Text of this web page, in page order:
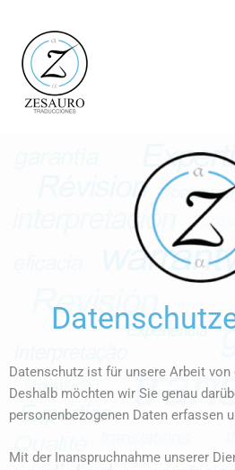
springen
Datenschutz ist für unsere Arbeit von
Deshalb möchten wir Sie genau
personenbezogenen Daten erfassen
Mit der Inanspruchnahme unserer